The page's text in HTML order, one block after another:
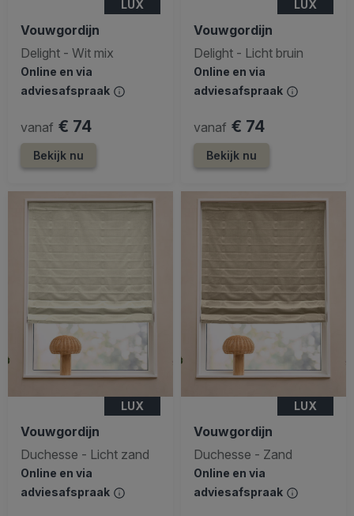
LUX
Vouwgordijn
Delight - Wit mix
Online en via
adviesafspraak
vanaf € 74
Bekijk nu
LUX
Vouwgordijn
Delight - Licht bruin
Online en via
adviesafspraak
vanaf € 74
Bekijk nu
LUX
Vouwgordijn
Duchesse - Licht zand
Online en via
adviesafspraak
LUX
Vouwgordijn
Duchesse - Zand
Online en via
adviesafspraak